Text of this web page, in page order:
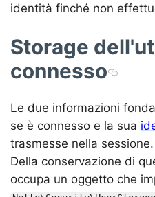
identità finché non
Storage
connesso
Le due informazioni
se è connesso e la sua
trasmesse nella
Della conservazione di
occupa un oggetto che